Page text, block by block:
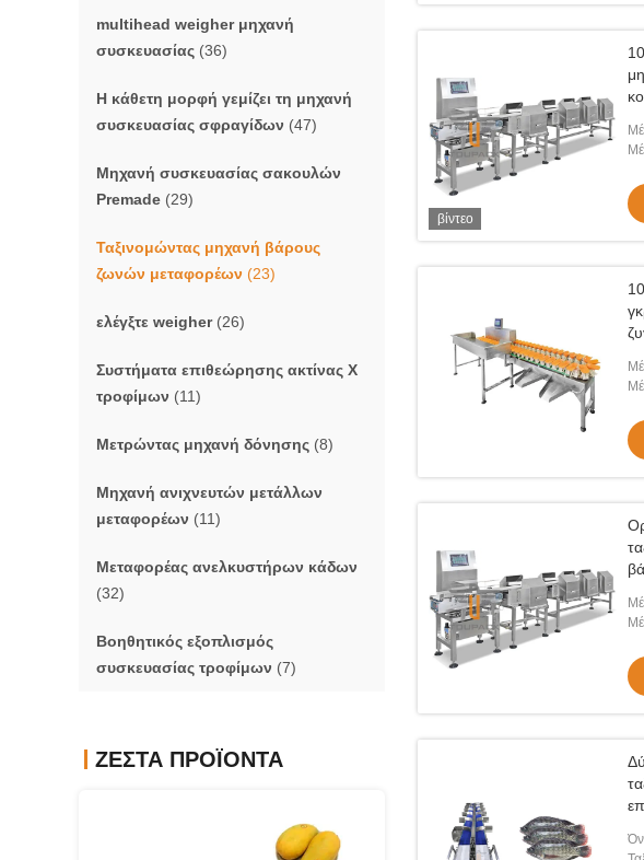
multihead weigher μηχανή
συσκευασίας (36)
Η κάθετη μορφή γεμίζει τη μηχανή
συσκευασίας σφραγίδων (47)
Μηχανή συσκευασίας σακουλών
Premade (29)
Ταξινομώντας μηχανή βάρους
ζωνών μεταφορέων (23)
ελέγξτε weigher(26)
Συστήματα επιθεώρησης ακτίνας X
τροφίμων (11)
Μετρώντας μηχανή δόνησης (8)
Μηχανή ανιχνευτών μετάλλων
μεταφορέων (11)
Μεταφορέας ανελκυστήρων κάδων
(32)
Βοηθητικός εξοπλισμός
συσκευασίας τροφίμων (7)
ΖΕΣΤΆ ΠΡΟΪΌΝΤΑ
βίντεο